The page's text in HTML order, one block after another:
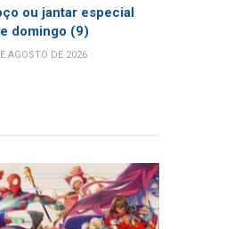
ou jantar especial
domingo (9)
AGOSTO DE 2026